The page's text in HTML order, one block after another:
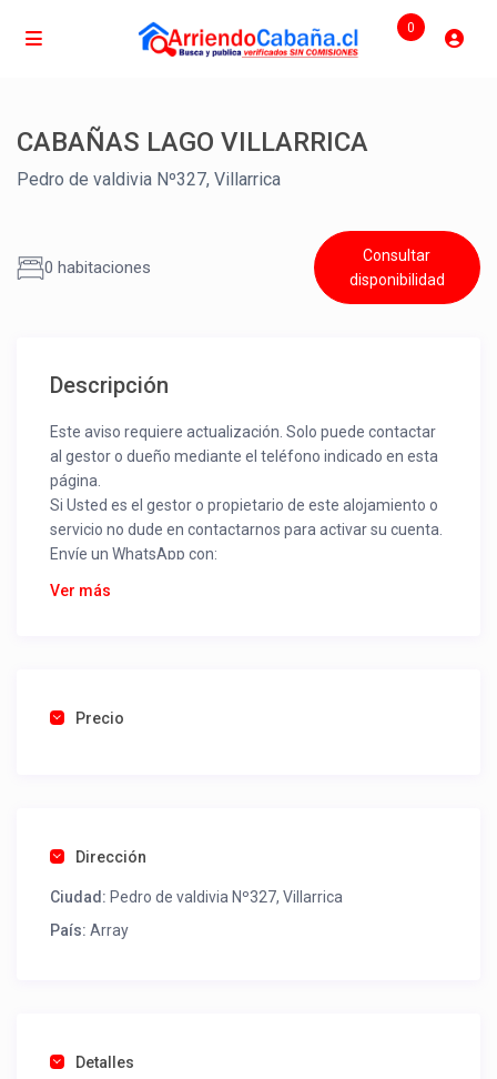
0
CABAÑAS LAGO VILLARRICA
Pedro de valdivia Nº327, Villarrica
0 habitaciones
Consultar
disponibilidad
Descripción
Este aviso requiere actualización. Solo puede contactar
al gestor o dueño mediante el teléfono indicado en esta
página.
Si Usted es el gestor o propietario de este alojamiento o
servicio no dude en contactarnos para activar su cuenta.
Envíe un WhatsApp con:
Nombre alojamiento o servicio
Una foto de cuenta de luz o agua o gas que acredite
como un profesional sin COMISIONES ni ESTAFAS.
Tel contacto propiedad:(56) 452416105
Ver más
Precio
Dirección
Ciudad: Pedro de valdivia Nº327, Villarrica
País: Array
Detalles